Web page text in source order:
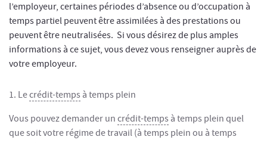
l’employeur, certaines périodes d’absence ou d’occupation à
temps partiel peuvent être assimilées à des prestations ou
peuvent être neutralisées. Si vous désirez de plus amples
informations à ce sujet, vous devez vous renseigner auprès de
votre employeur.
1. Lecrédit-temps à temps plein
Vous pouvez demander un crédit-temps à temps plein quel
que soit votre régime de travail (à temps plein ou à temps